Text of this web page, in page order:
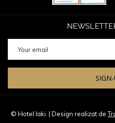
© Hotel Iaki | Design realizat de